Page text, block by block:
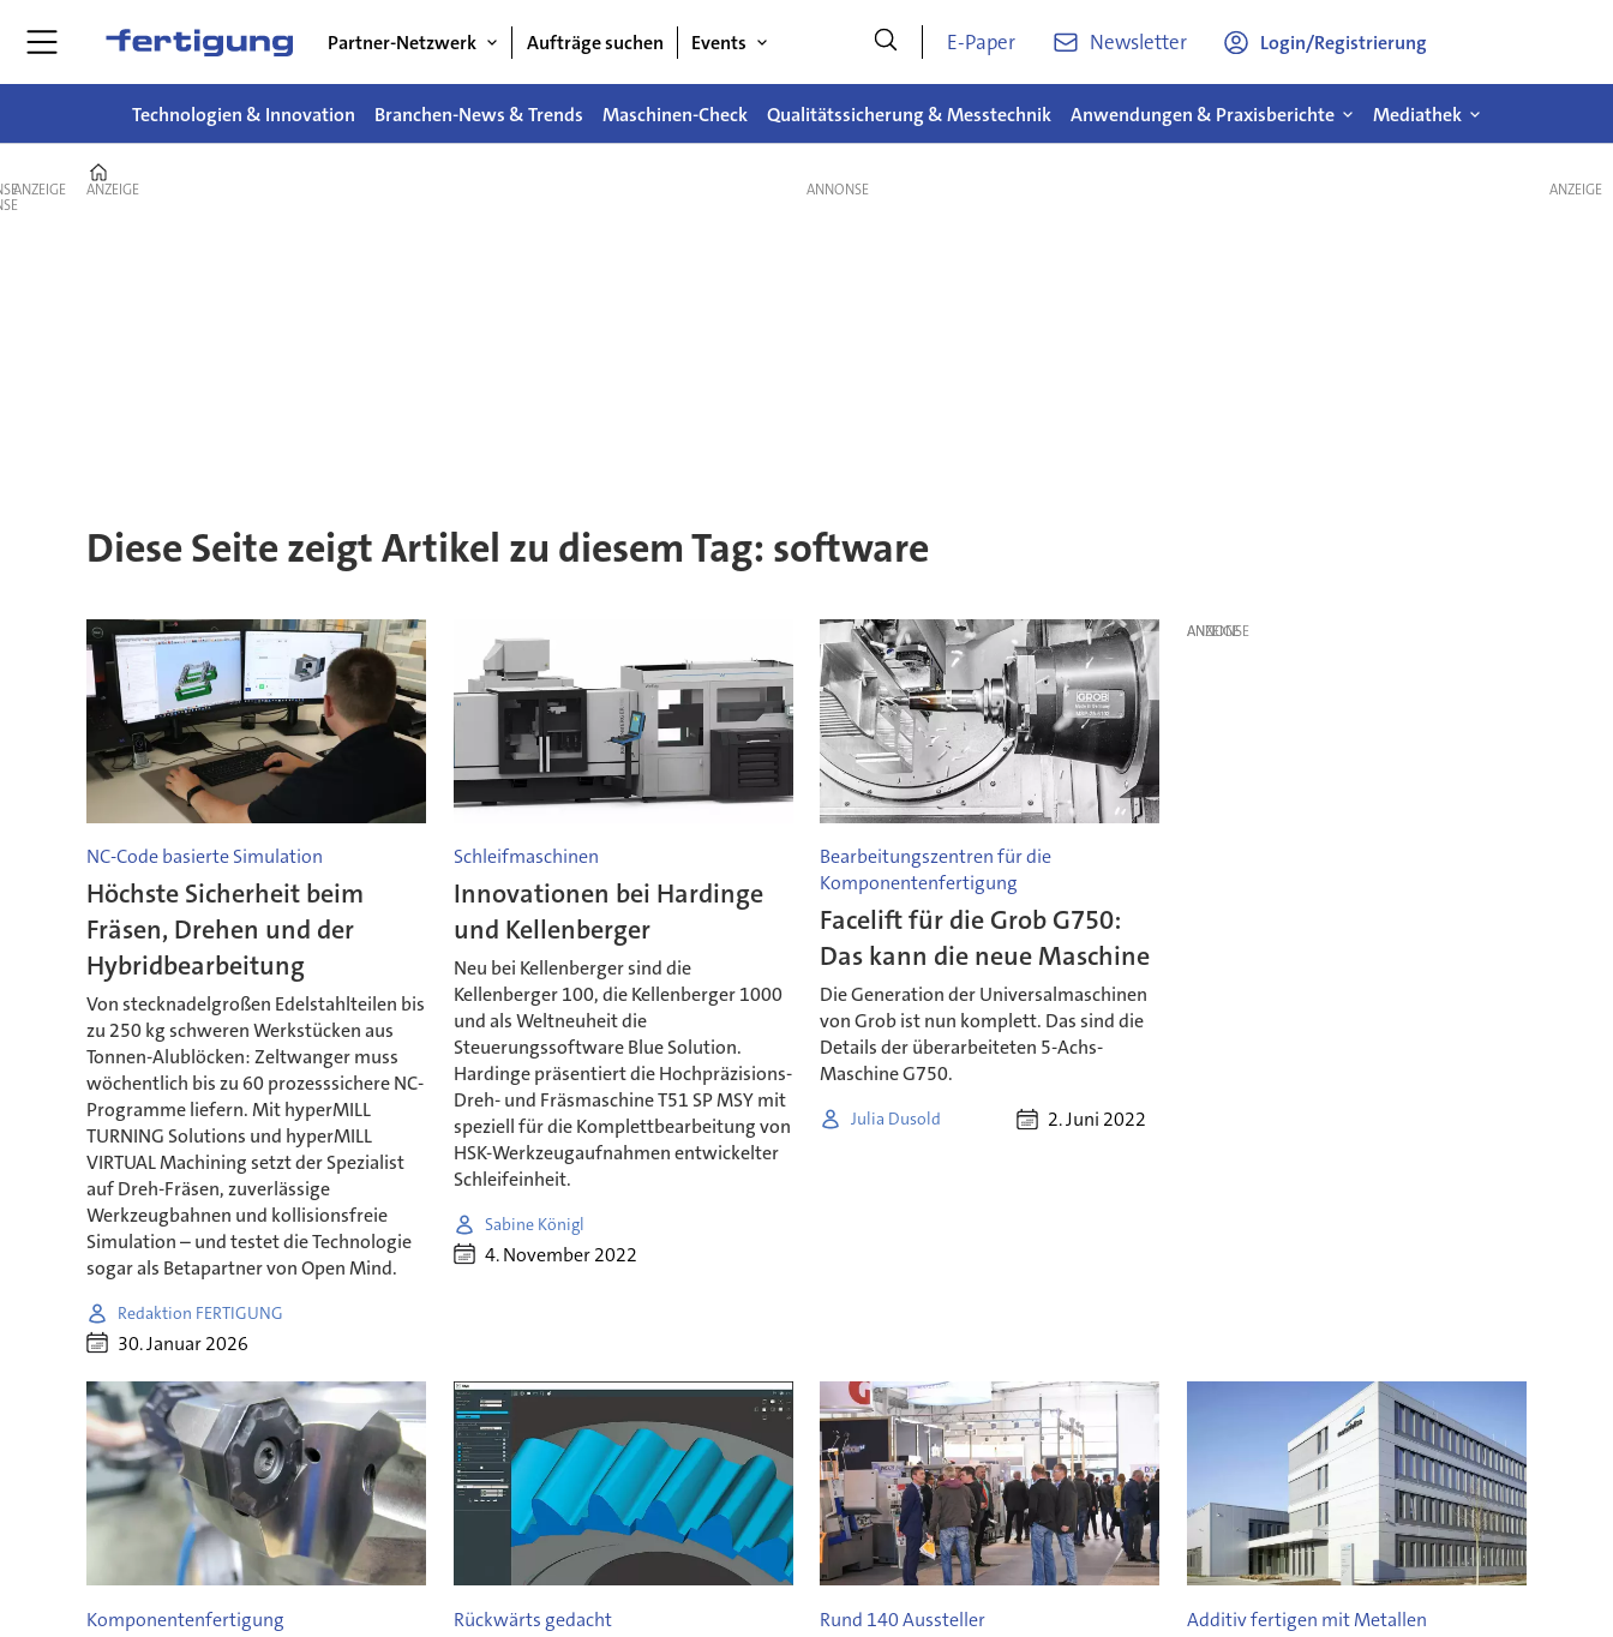
Partner-Netzwerk Aufträge suchen Events E-Paper Newsletter Login/Registrierung
Technologien & Innovation Branchen-News & Trends Maschinen-Check Qualitätssicherung & Messtechnik Anwendungen & Praxisberichte Mediathek
ANZEIGE ANZEIGE
Diese Seite zeigt Artikel zu diesem Tag: software
NC-Code basierte Simulation
Höchste Sicherheit beim
Fräsen, Drehen und der
Hybridbearbeitung
Von stecknadelgroßen Edelstahlteilen bis
zu 250 kg schweren Werkstücken aus
Tonnen-Alublöcken: Zeltwanger muss
wöchentlich bis zu 60 prozesssichere NC-
Programme liefern. Mit hyperMILL
TURNING Solutions und hyperMILL
VIRTUAL Machining setzt der Spezialist
auf Dreh-Fräsen, zuverlässige
Werkzeugbahnen und kollisionsfreie
Simulation – und testet die Technologie
sogar als Betapartner von Open Mind.
Redaktion FERTIGUNG
30. Januar 2026
Schleifmaschinen
Innovationen bei Hardinge
und Kellenberger
Neu bei Kellenberger sind die
Kellenberger 100, die Kellenberger 1000
und als Weltneuheit die
Steuerungssoftware Blue Solution.
Hardinge präsentiert die Hochpräzisions-
Dreh- und Fräsmaschine T51 SP MSY mit
speziell für die Komplettbearbeitung von
HSK-Werkzeugaufnahmen entwickelter
Schleifeinheit.
Sabine Königl
4. November 2022
Bearbeitungszentren für die
Komponentenfertigung
Facelift für die Grob G750:
Das kann die neue Maschine
Die Generation der Universalmaschinen
von Grob ist nun komplett. Das sind die
Details der überarbeiteten 5-Achs-
Maschine G750.
Julia Dusold 2. Juni 2022
ANZEIGE
Komponentenfertigung Rückwärts gedacht Rund 140 Aussteller Additiv fertigen mit Metallen
ANZEIGE